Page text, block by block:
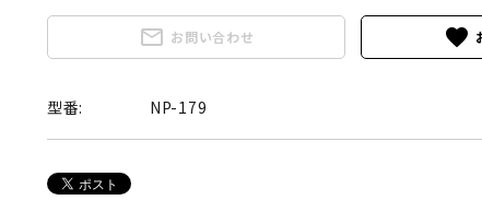
mail_outline お問い合わせ favorite
型番: NP-179